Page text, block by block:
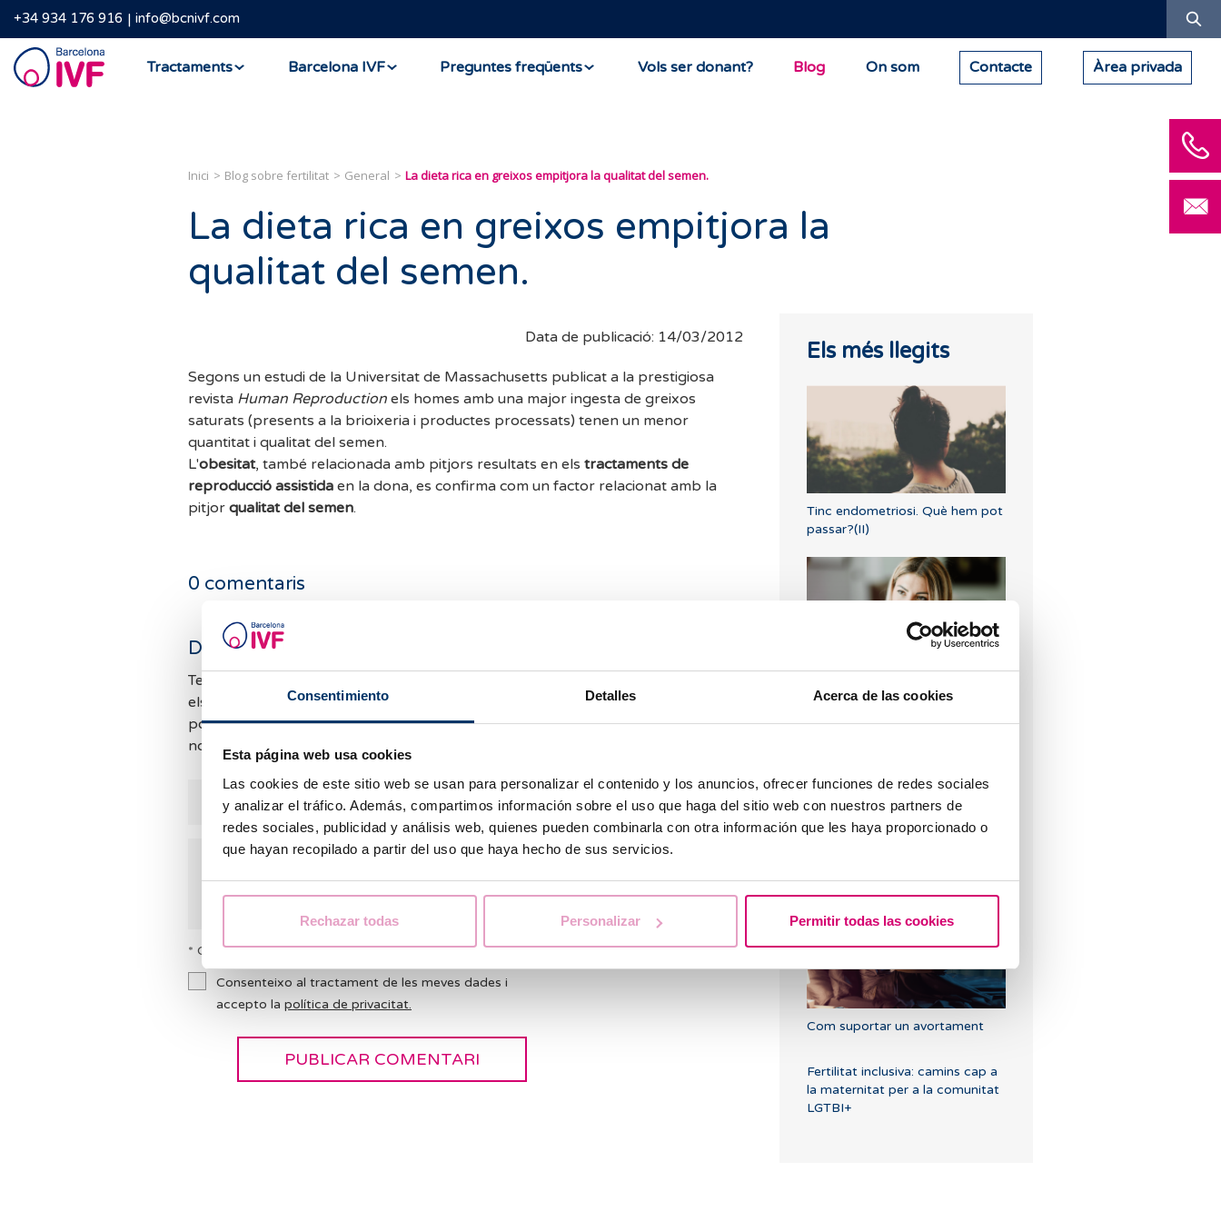
Consentimiento Detalles Acerca de las cookies
Esta página web usa cookies
Las cookies de este sitio web se usan para personalizar el contenido y los anuncios, ofrecer funciones de redes sociales
y analizar el tráfico. Además, compartimos información sobre el uso que haga del sitio web con nuestros partners de
redes sociales, publicidad y análisis web, quienes pueden combinarla con otra información que les haya proporcionado o
que hayan recopilado a partir del uso que haya hecho de sus servicios.
Rechazar todas Personalizar Permitir todas las cookies
+34 934 176 916 info@bcnivf.com
Barcelona
IVF
Tractaments Barcelona IVF Preguntes freqüents Vols ser donant? Blog On som Contacte Àrea privada
Inici Blog sobre fertilitat General La dieta rica en greixos empitjora la qualitat del semen.
La dieta rica en greixos empitjora la
qualitat del semen.
Data de publicació: 14/03/2012
Segons un estudi de la Universitat de Massachusetts publicat a la prestigiosa
revista Human Reproduction els homes amb una major ingesta de greixos
saturats (presents a la brioixeria i productes processats) tenen un menor
quantitat i qualitat del semen.
L'obesitat, també relacionada amb pitjors resultats en els tractaments de
reproducció assistida en la dona, es confirma com un factor relacionat amb la
pitjor qualitat del semen.
0 comentaris
Deixa un comentari
Tenim moltes consultes i no podem respondre tots
els comentaris. Mirarem de respondre així que sigui
possible. Mentrestant, et convidem a consultar les
nostres FAQ per si et podem ajudar.
* Camps obligatoris
Consenteixo al tractament de les meves dades i
accepto la política de privacitat.
Els més llegits
Tinc endometriosi. Què hem pot
passar?(II)
d'embaràs?
Com suportar un avortament
Fertilitat inclusiva: camins cap a
la maternitat per a la comunitat
LGTBI+